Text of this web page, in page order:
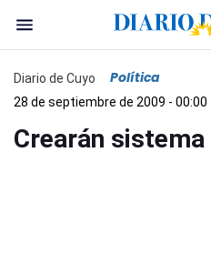
Diario de Cuyo Política
28 de septiembre de 2009 - 00:00
Crearán